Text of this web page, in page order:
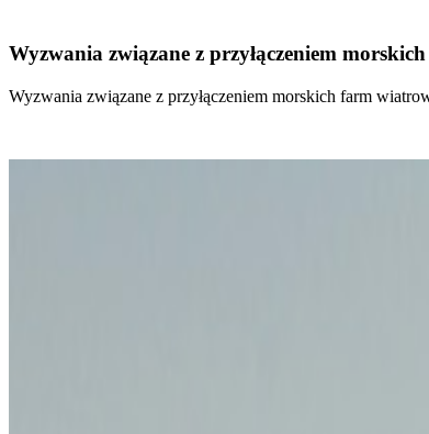
Wyzwania związane z przyłączeniem
Wyzwania związane z przyłączeniem morskich farm